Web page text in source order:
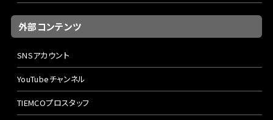
外部コンテンツ
SNSアカウント
YouTubeチャンネル
TIEMCOプロスタッフ